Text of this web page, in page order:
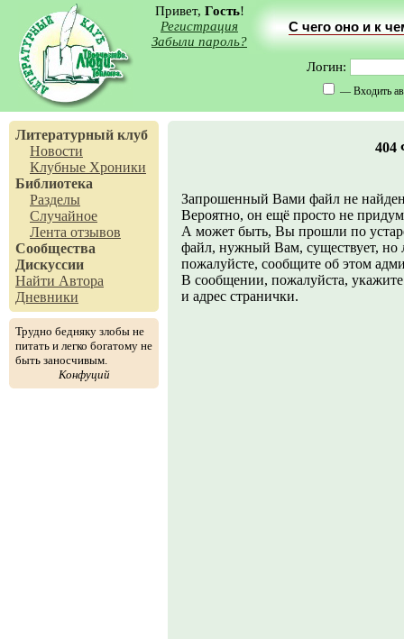
Привет, Гость!
Регистрация
Забыли пароль?
С чего оно и к
Логин:
— Входить
Литературный клуб
Новости
Клубные Хроники
Библиотека
Разделы
Случайное
Лента отзывов
Сообщества
Дискуссии
Найти Автора
Дневники
Трудно бедняку злобы не
питать и легко богатому не
быть заносчивым.
Конфуций
404
Запрошенный Вами файл не
Вероятно, он ещё просто не
А может быть, Вы прошли по
файл, нужный Вам, существует, но
пожалуйсте, сообщите об этом
В сообщении, пожалуйста,
и адрес странички.